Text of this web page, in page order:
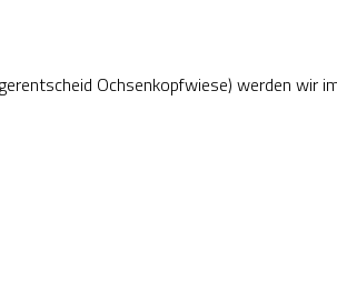
Ochsenkopfwiese) werden wir